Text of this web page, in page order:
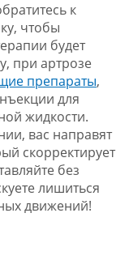
к
чтобы
будет
при артрозе
препараты,
для
жидкости.
вас направят
скорректирует
без
лишиться
движений!